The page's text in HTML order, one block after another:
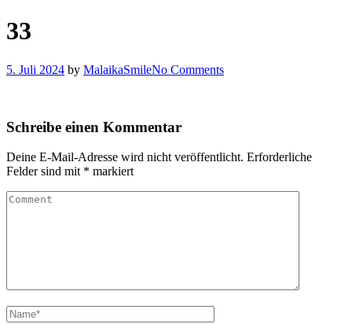
33
5. Juli 2024 by MalaikaSmileNo Comments
Schreibe einen Kommentar
Deine E-Mail-Adresse wird nicht veröffentlicht. Erforderliche
Felder sind mit * markiert